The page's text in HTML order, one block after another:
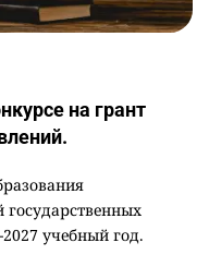
на грант
государственных
учебный год.